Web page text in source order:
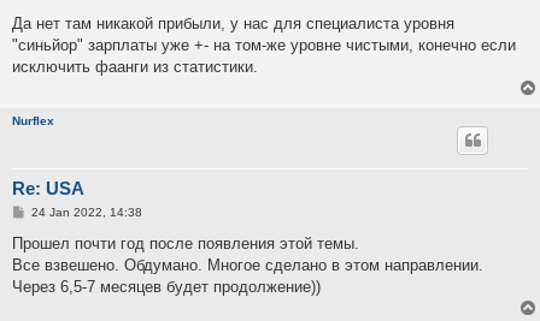
Да нет там никакой прибыли, у нас для специалиста уровня
"синьйор" зарплаты уже +- на том-же уровне чистыми, конечно если
исключить фаанги из статистики.
Nurflex
Re: USA
P
s
24 Jan 2022, 14:38
Прошел почти год после появления этой темы.
Все взвешено. Обдумано. Многое сделано в этом направлении.
Через 6,5-7 месяцев будет продолжение))